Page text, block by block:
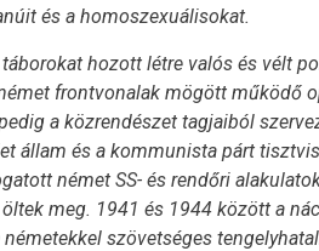
és a homoszexuálisokat.
hozott létre valós és vélt
frontvonalak mögött működő
a közrendészet tagjaiból
állam és a kommunista párt
német SS- és rendőri
meg. 1941 és 1944 között a
szövetséges